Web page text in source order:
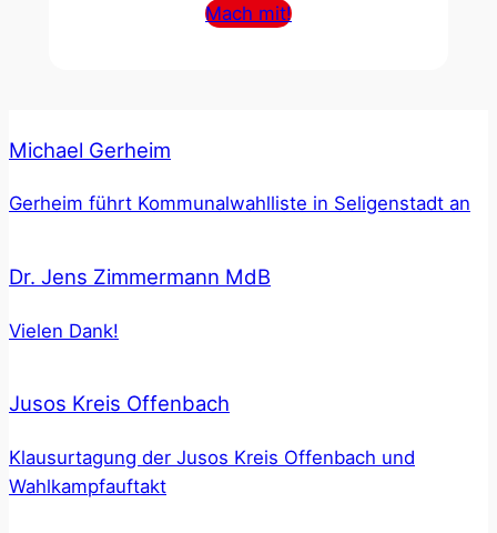
Mach mit!
Michael Gerheim
Gerheim führt Kommunalwahlliste in Seligenstadt an
Dr. Jens Zimmermann MdB
Vielen Dank!
Jusos Kreis Offenbach
Klausurtagung der Jusos Kreis Offenbach und
Wahlkampfauftakt